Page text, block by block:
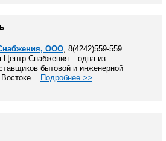
ООО, 8(4242)559-559
Центр Снабжения – одна из
бытовой и инженерной
Подробнее >>